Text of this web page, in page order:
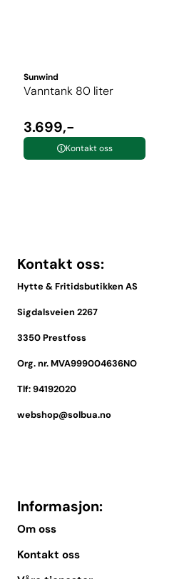
Sunwind
Vanntank 80 liter
3.699,-
Kontakt oss
Kontakt oss:
Hytte & Fritidsbutikken AS
Sigdalsveien 2267
3350 Prestfoss
Org. nr. MVA999004636NO
Tlf:94192020
webshop@solbua.no
Informasjon:
Om oss
Kontakt oss